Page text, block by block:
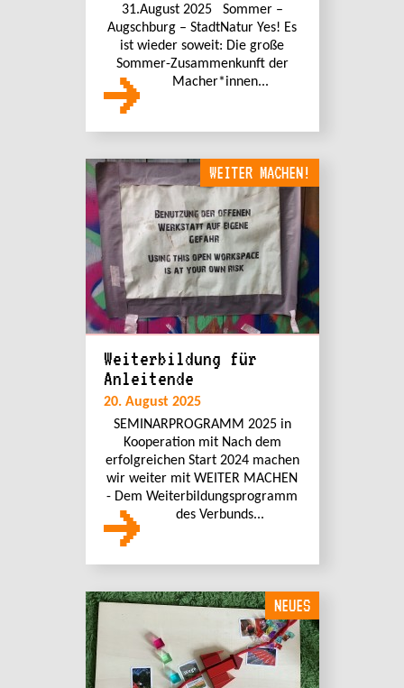
31.August 2025 Sommer –
Augschburg – StadtNatur Yes! Es
ist wieder soweit: Die große
Sommer-Zusammenkunft der
Macher*innen...
WEITER MACHEN!
Weiterbildung für
Anleitende
20. August 2025
SEMINARPROGRAMM 2025 in
Kooperation mit Nach dem
erfolgreichen Start 2024 machen
wir weiter mit WEITER MACHEN
- Dem Weiterbildungsprogramm
des Verbunds...
NEUES